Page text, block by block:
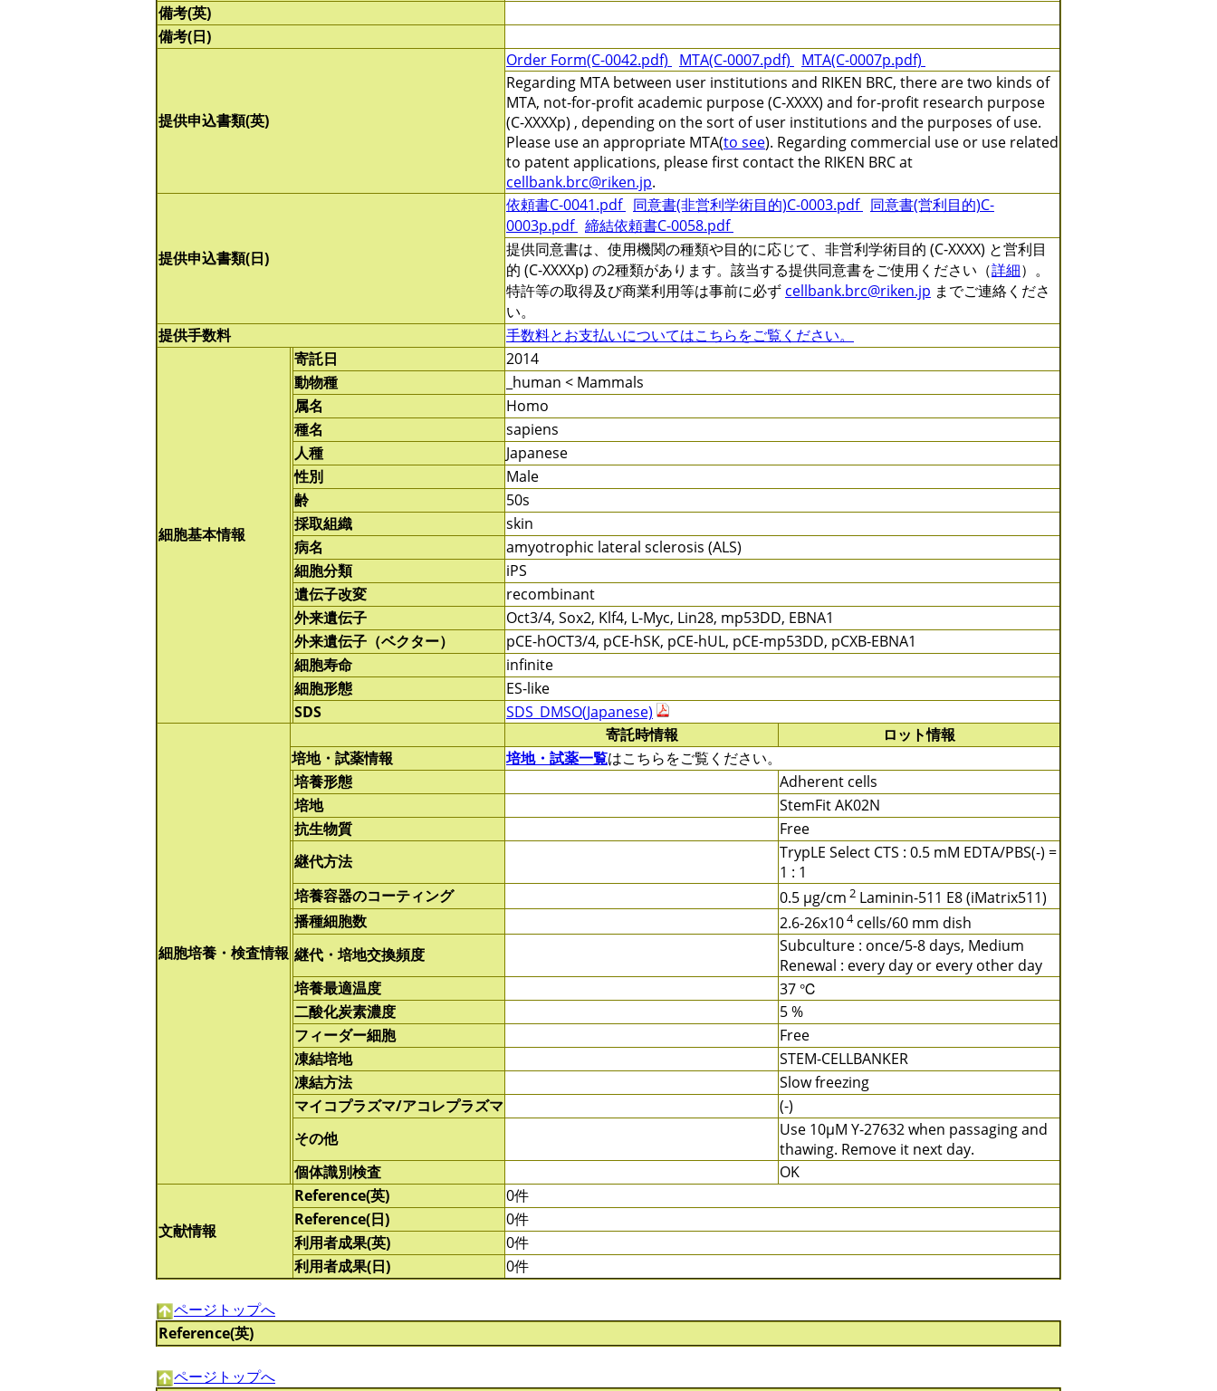
備考(英)
備考(日)
提供申込書類(英)
Order Form(C-0042.pdf) MTA(C-0007.pdf)
MTA(C-0007p.pdf)
Regarding MTA between user institutions and RIKEN BRC, there are two kinds of
MTA, not-for-profit academic purpose (C-XXXX) and for-profit research purpose
(C-XXXXp) , depending on the sort of user institutions and the purposes of use.
Please use an appropriate MTA(to see). Regarding commercial use or use related
to patent applications, please first contact the RIKEN BRC at
cellbank.brc@riken.jp.
提供申込書類(日)
依頼書C-0041.pdf 同意書(非営利学術目的)C-0003.pdf 同意書(営利目的)C-
0003p.pdf 締結依頼書C-0058.pdf
提供同意書は、使用機関の種類や目的に応じて、非営利学術目的 (C-XXXX) と営利目
的 (C-XXXXp) の2種類があります。該当する提供同意書をご使用ください（詳細）。
特許等の取得及び商業利用等は事前に必ず cellbank.brc@riken.jp までご連絡くださ
い。
提供手数料
手数料とお支払いについてはこちらをご覧ください。
細胞基本情報
寄託日
2014
動物種
_human < Mammals
属名
Homo
種名
sapiens
人種
Japanese
性別
Male
齢
50s
採取組織
skin
病名
amyotrophic lateral sclerosis (ALS)
細胞分類
iPS
遺伝子改変
recombinant
外来遺伝子
Oct3/4, Sox2, Klf4, L-Myc, Lin28, mp53DD, EBNA1
外来遺伝子（ベクター）
pCE-hOCT3/4, pCE-hSK, pCE-hUL, pCE-mp53DD, pCXB-EBNA1
細胞寿命
infinite
細胞形態
ES-like
SDS
SDS_DMSO(Japanese)
細胞培養・検査情報
寄託時情報
ロット情報
培地・試薬情報
培地・試薬一覧はこちらをご覧ください。
培養形態
Adherent cells
培地
StemFit AK02N
抗生物質
Free
継代方法
TrypLE Select CTS : 0.5 mM EDTA/PBS(-) =
1 : 1
培養容器のコーティング
0.5 μg/cm 2 Laminin-511 E8 (iMatrix511)
播種細胞数
2.6-26x104cells/60 mm dish
継代・培地交換頻度
Subculture : once/5-8 days, Medium
Renewal : every day or every other day
培養最適温度
37 ℃
二酸化炭素濃度
5 %
フィーダー細胞
Free
凍結培地
STEM-CELLBANKER
凍結方法
Slow freezing
マイコプラズマ/アコレプラズマ
(-)
その他
Use 10μM Y-27632 when passaging and
thawing. Remove it next day.
個体識別検査
OK
文献情報
Reference(英)
0件
Reference(日)
0件
利用者成果(英)
0件
利用者成果(日)
0件
ページトップへ
Reference(英)
ページトップへ